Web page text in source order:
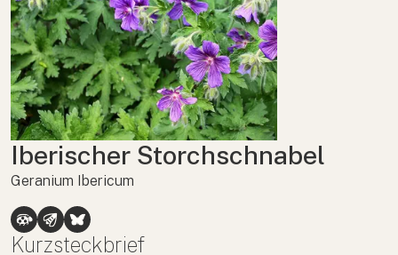
Iberischer Storchschnabel
Geranium Ibericum
Kurzsteckbrief